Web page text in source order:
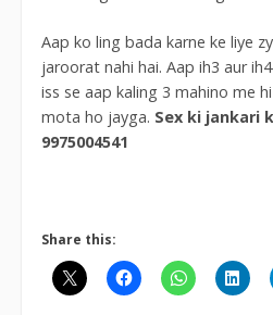
Aap ko ling bada karne ke liye
jaroorat nahi hai. Aap ih3 aur
iss se aap kaling 3 mahino me
mota ho jayga. Sex ki jankari
9975004541
Share this: